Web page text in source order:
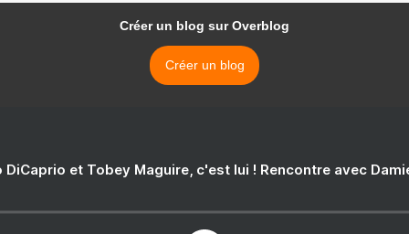
Créer un blog sur Overblog
Créer un blog
DiCaprio et Tobey Maguire, c'est lui ! Rencontre avec